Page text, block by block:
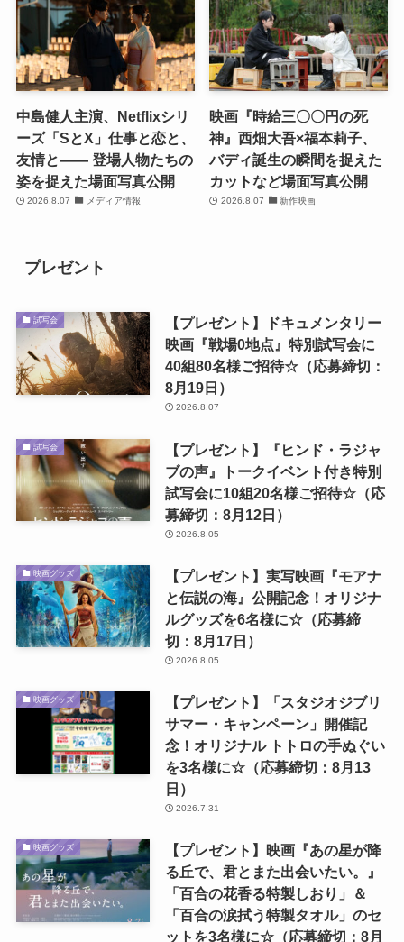
中島健人主演、Netflixシリ
ーズ「SとX」仕事と恋と、
友情と―― 登場人物たちの
姿を捉えた場面写真公開
2026.8.07 メディア情報
映画『時給三〇〇円の死
神』西畑大吾×福本莉子、
バディ誕生の瞬間を捉えた
カットなど場面写真公開
2026.8.07 新作映画
プレゼント
試写会
【プレゼント】ドキュメンタリー
映画『戦場0地点』特別試写会に
40組80名様ご招待☆（応募締切：
8月19日）
2026.8.07
試写会
【プレゼント】『ヒンド・ラジャ
ブの声』トークイベント付き特別
試写会に10組20名様ご招待☆（応
募締切：8月12日）
2026.8.05
映画グッズ
【プレゼント】実写映画『モアナ
と伝説の海』公開記念！オリジナ
ルグッズを6名様に☆（応募締
切：8月17日）
2026.8.05
映画グッズ
【プレゼント】「スタジオジブリ
サマー・キャンペーン」開催記
念！オリジナル トトロの手ぬぐい
を3名様に☆（応募締切：8月13
日）
2026.7.31
映画グッズ
【プレゼント】映画『あの星が降
る丘で、君とまた出会いたい。』
「百合の花香る特製しおり」＆
「百合の涙拭う特製タオル」のセ
ットを3名様に☆（応募締切：8月